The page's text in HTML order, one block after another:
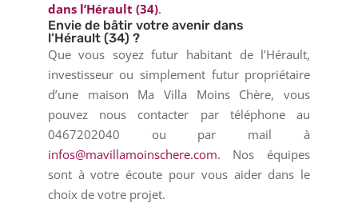
dans l’Hérault (34).
Envie de bâtir votre avenir dans
l’Hérault (34) ?
Que vous soyez futur habitant de l’Hérault,
investisseur ou simplement futur propriétaire
d’une maison Ma Villa Moins Chère, vous
pouvez nous contacter par téléphone au
0467202040 ou par mail à
infos@mavillamoinschere.com. Nos équipes
sont à votre écoute pour vous aider dans le
choix de votre projet.